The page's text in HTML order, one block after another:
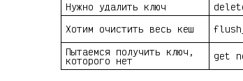
Нужно удалить ключ
Хотим очистить весь кеш
Пытаемся получить ключ,
которого нет get